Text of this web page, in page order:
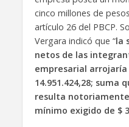
cinco millones de
artículo 26 del PBCP.
Vergara indicó que “la
netos de las
empresarial
14.951.424,28; suma
resulta
mínimo exigido de $